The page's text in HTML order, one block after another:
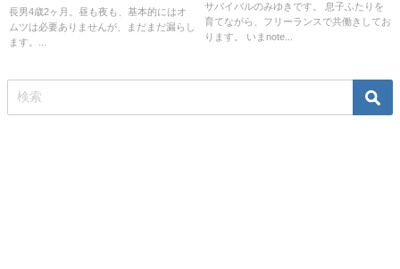
いるもの
長男4歳2ヶ月。昼も夜も、基本的にはオ
ムツは必要ありませんが、まだまだ漏らし
ます。...
サバイバルのみゆきです。 息子ふたりを
育てながら、フリーランスで共働きしてお
ります。 いまnote...